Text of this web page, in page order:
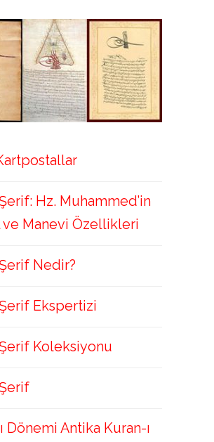
Hz. Muhammed’in
ve Manevi Özellikleri
Nedir?
Ekspertizi
Koleksiyonu
Dönemi Antika Kuran-ı